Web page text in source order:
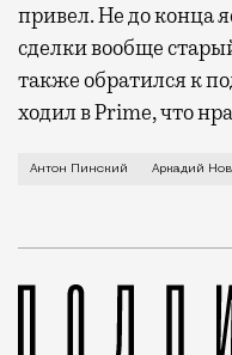
привел. Не до конца
сделки вообще
также обратился к
ходил в Prime, что
Сеть кофеен Prime
Антон Пинский Аркадий